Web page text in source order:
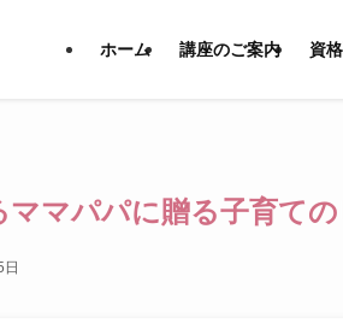
ホーム 講座のご案内 資
ママパパに贈る子育て